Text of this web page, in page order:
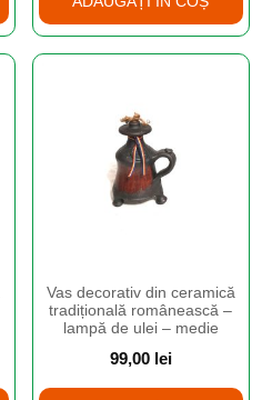
Vas decorativ din ceramică
tradițională românească –
lampă de ulei – medie
99,00 lei